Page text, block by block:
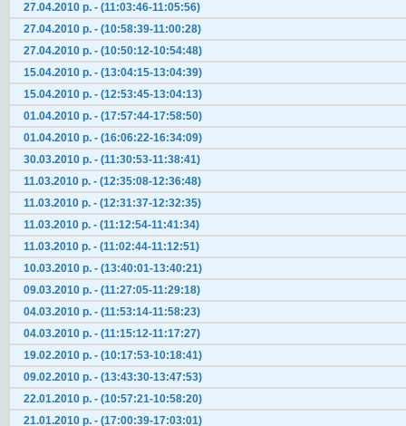
27.04.2010 р. - (11:03:46-11:05:56)
27.04.2010 р. - (10:58:39-11:00:28)
27.04.2010 р. - (10:50:12-10:54:48)
15.04.2010 р. - (13:04:15-13:04:39)
15.04.2010 р. - (12:53:45-13:04:13)
01.04.2010 р. - (17:57:44-17:58:50)
01.04.2010 р. - (16:06:22-16:34:09)
30.03.2010 р. - (11:30:53-11:38:41)
11.03.2010 р. - (12:35:08-12:36:48)
11.03.2010 р. - (12:31:37-12:32:35)
11.03.2010 р. - (11:12:54-11:41:34)
11.03.2010 р. - (11:02:44-11:12:51)
10.03.2010 р. - (13:40:01-13:40:21)
09.03.2010 р. - (11:27:05-11:29:18)
04.03.2010 р. - (11:53:14-11:58:23)
04.03.2010 р. - (11:15:12-11:17:27)
19.02.2010 р. - (10:17:53-10:18:41)
09.02.2010 р. - (13:43:30-13:47:53)
22.01.2010 р. - (10:57:21-10:58:20)
21.01.2010 р. - (17:00:39-17:03:01)